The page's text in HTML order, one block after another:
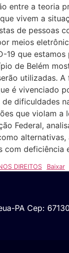
entre a teoria
vivem a
de pessoas
meios
19 que
de Belém
utilizadas.
é vivenciado
dificuldades
que violam a
Federal,
com deficiência
DIREITOS Baixar
PA Cep: